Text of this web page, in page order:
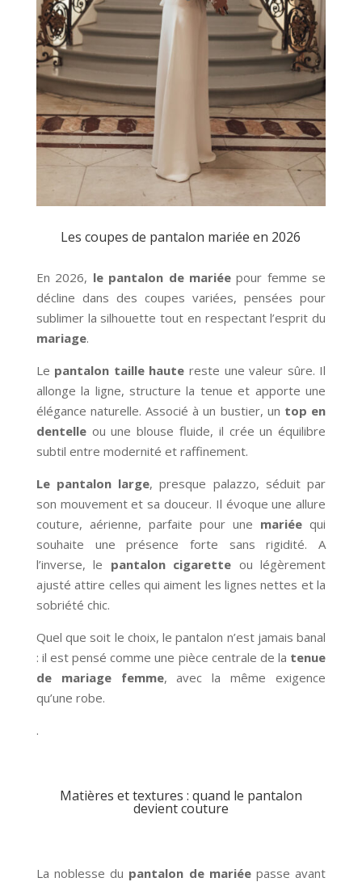
Les coupes de pantalon mariée en 2026
En 2026, le pantalon de mariéepour femme se
décline dans des coupes variées, pensées pour
sublimer la silhouette tout en respectant l’esprit du
mariage.
Le pantalon taille haute reste une valeur sûre. Il
allonge la ligne, structure la tenue et apporte une
élégance naturelle. Associé à un bustier, un top en
dentelleou une blouse fluide, il crée un équilibre
subtil entre modernité et raffinement.
Le pantalon large, presque palazzo, séduit par
son mouvement et sa douceur. Il évoque une allure
couture, aérienne, parfaite pour une mariée qui
souhaite une présence forte sans rigidité. A
l’inverse, le pantalon cigarette ou légèrement
ajusté attire celles qui aiment les lignes nettes et la
sobriété chic.
Quel que soit le choix, le pantalon n’est jamais banal
: il est pensé comme une pièce centrale de la tenue
de mariage femme, avec la même exigence
qu’une robe.
.
Matières et textures : quand le pantalon
devient couture
La noblesse du pantalon de mariéepasse avant